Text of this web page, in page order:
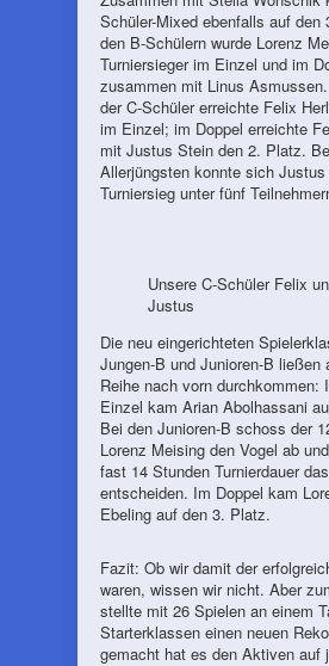
Schüler-Mixed ebenfalls auf den
den B-Schülern wurde Lorenz
Turniersieger im Einzel und im
zusammen mit Linus
der C-Schüler erreichte Felix
im Einzel; im Doppel erreichte
mit Justus Stein den 2. Platz.
Allerjüngsten konnte sich
Turniersieg unter fünf
Unsere C-Schüler Felix
Justus
Die neu eingerichteten
Jungen-B und Junioren-B ließen
Reihe nach vorn durchkommen:
Einzel kam Arian Abolhassani
Bei den Junioren-B schoss der
Lorenz Meising den Vogel ab
fast 14 Stunden Turnierdauer
entscheiden. Im Doppel kam
Ebeling auf den 3. Platz.
Fazit: Ob wir damit der
waren, wissen wir nicht. Aber
stellte mit 26 Spielen an einem
Starterklassen einen neuen
gemacht hat es den Aktiven auf